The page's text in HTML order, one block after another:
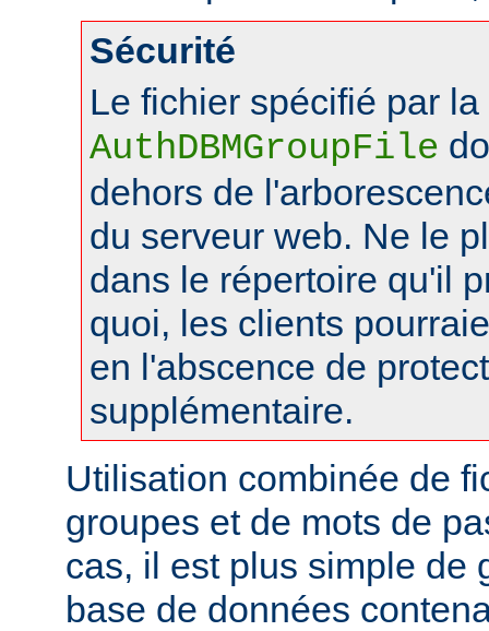
Sécurité
Le fichier spécifié par
AuthDBMGroupFile
dehors de
du serveur web. Ne le
dans le répertoire qu'il
quoi, les clients
en l'abscence de
supplémentaire.
Utilisation combinée de
groupes et de mots de
cas, il est plus simple de
base de données